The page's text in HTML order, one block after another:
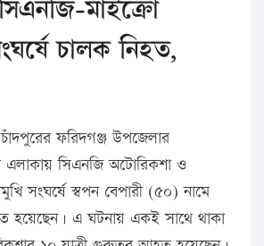
মাইক্রো
চালক নিহত,
ফরিদগঞ্জ উপজেলার
এলাকায় সিএনজি অটোরিকশা ও
সংঘর্ষে স্বপন বেপারী (৫০) নামে
হয়েছেন। এ ঘটনায় একই সাথে থাকা